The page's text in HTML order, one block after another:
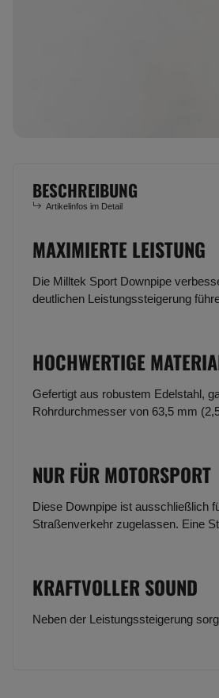
BESCHREIBUNG
Artikelinfos im Detail
MAXIMIERTE LEISTUNG
Die Milltek Sport Downpipe
deutlichen Leistungssteigerung
HOCHWERTIGE
Gefertigt aus robustem Edelstahl,
Rohrdurchmesser von 63,5 mm
NUR FÜR MOTORSPORT
Diese Downpipe ist ausschließlich
Straßenverkehr zugelassen. Eine
KRAFTVOLLER SOUND
Neben der Leistungssteigerung